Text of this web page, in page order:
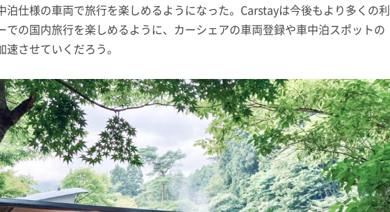
泊仕様の車両で旅行を楽しめるようになった。Carstayは今後もより多くの利
での国内旅行を楽しめるように、カーシェアの車両登録や車中泊スポットの
させていくだろう。